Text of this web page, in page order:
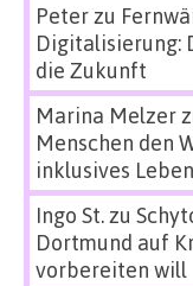
Peterzu
Digitalisierung:
die Zukunft
Marina Melzer
Menschen den
inklusives Leben
Ingo St.zu
Dortmund auf
vorbereiten will